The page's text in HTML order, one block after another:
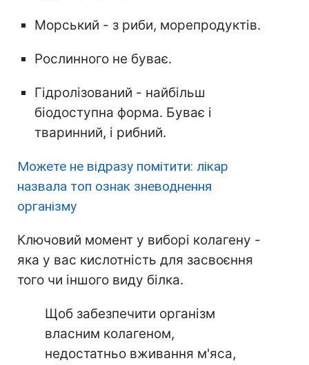
Морський - з риби, морепродуктів.
Рослинного не буває.
Гідролізований - найбільш
біодоступна форма. Буває і
тваринний, і рибний.
Можете не відразу помітити: лікар
назвала топ ознак зневоднення
організму
Ключовий момент у виборі колагену -
яка у вас кислотність для засвоєння
того чи іншого виду білка.
Щоб забезпечити організм
власним колагеном,
недостатньо вживання м'яса,